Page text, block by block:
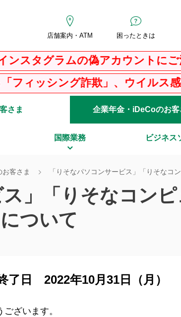
店舗案内・ATM 困ったときは
タグラムの偽アカウントにご注意
ング詐欺」、ウイルス感染を騙
さま 企業年金・iDeCoのお客
国際業務 ビジネス
お客さま 「りそなパソコンサービス」「りそなコ
ス」「りそなコン
ついて
了日 2022年10月31日（月）
ざいます。